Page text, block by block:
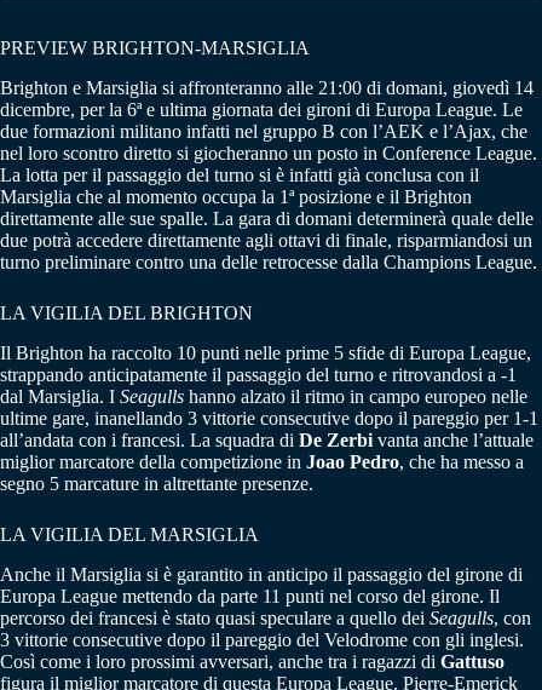
PREVIEW BRIGHTON-MARSIGLIA
Brighton e Marsiglia si affronteranno alle 21:00 di domani, giovedì 14
dicembre, per la 6ª e ultima giornata dei gironi di Europa League. Le
due formazioni militano infatti nel gruppo B con l’AEK e l’Ajax, che
nel loro scontro diretto si giocheranno un posto in Conference League.
La lotta per il passaggio del turno si è infatti già conclusa con il
Marsiglia che al momento occupa la 1ª posizione e il Brighton
direttamente alle sue spalle. La gara di domani determinerà quale delle
due potrà accedere direttamente agli ottavi di finale, risparmiandosi un
turno preliminare contro una delle retrocesse dalla Champions League.
LA VIGILIA DEL BRIGHTON
Il Brighton ha raccolto 10 punti nelle prime 5 sfide di Europa League,
strappando anticipatamente il passaggio del turno e ritrovandosi a -1
dal Marsiglia. I Seagulls hanno alzato il ritmo in campo europeo nelle
ultime gare, inanellando 3 vittorie consecutive dopo il pareggio per 1-1
all’andata con i francesi. La squadra di De Zerbi vanta anche l’attuale
miglior marcatore della competizione in Joao Pedro, che ha messo a
segno 5 marcature in altrettante presenze.
LA VIGILIA DEL MARSIGLIA
Anche il Marsiglia si è garantito in anticipo il passaggio del girone di
Europa League mettendo da parte 11 punti nel corso del girone. Il
percorso dei francesi è stato quasi speculare a quello dei Seagulls, con
3 vittorie consecutive dopo il pareggio del Velodrome con gli inglesi.
Così come i loro prossimi avversari, anche tra i ragazzi di Gattuso
figura il miglior marcatore di questa Europa League. Pierre-Emerick